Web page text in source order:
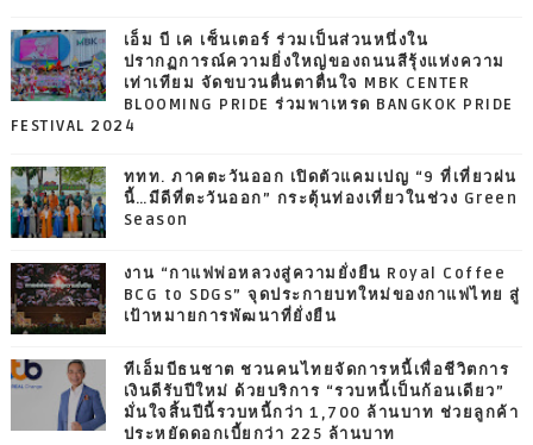
เอ็ม บี เค เซ็นเตอร์ ร่วมเป็นส่วนหนึ่งใน
ปรากฏการณ์ความยิ่งใหญ่ของถนนสีรุ้งแห่งความ
เท่าเทียม จัดขบวนตื่นตาตื่นใจ MBK CENTER
BLOOMING PRIDE ร่วมพาเหรด BANGKOK PRIDE
FESTIVAL 2024
ททท. ภาคตะวันออก เปิดตัวแคมเปญ “9 ที่เที่ยวฝน
นี้…มีดีที่ตะวันออก” กระตุ้นท่องเที่ยวในช่วง Green
Season
งาน “กาแฟพ่อหลวงสู่ความยั่งยืน Royal Coffee
BCG to SDGs” จุดประกายบทใหม่ของกาแฟไทย สู่
เป้าหมายการพัฒนาที่ยั่งยืน
ทีเอ็มบีธนชาต ชวนคนไทยจัดการหนี้เพื่อชีวิตการ
เงินดีรับปีใหม่ ด้วยบริการ “รวบหนี้เป็นก้อนเดียว”
มั่นใจสิ้นปีนี้รวบหนี้กว่า 1,700 ล้านบาท ช่วยลูกค้า
ประหยัดดอกเบี้ยกว่า 225 ล้านบาท